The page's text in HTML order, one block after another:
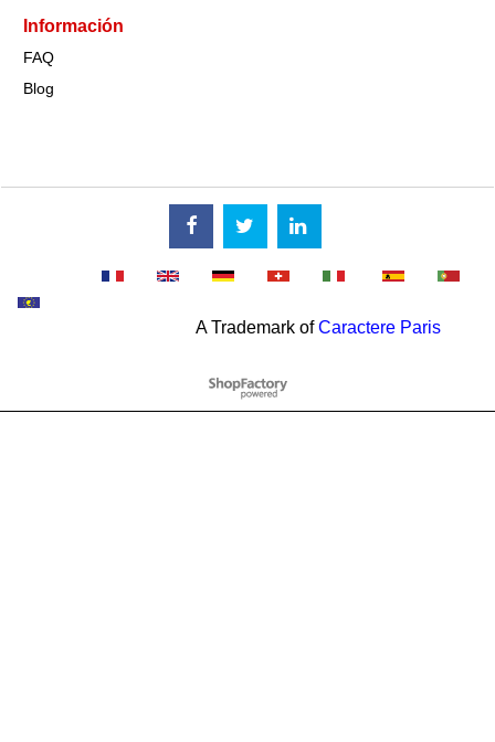
Información
FAQ
Blog
A Trademark ofCaractere Paris
To create online store
ShopFactory eCommerce